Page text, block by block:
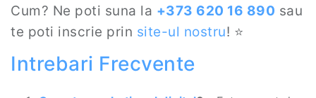
Cum? Ne poti suna la +373 620 16 890 sau
te poti inscrie prin site-ul nostru! ⭐
Intrebari Frecvente